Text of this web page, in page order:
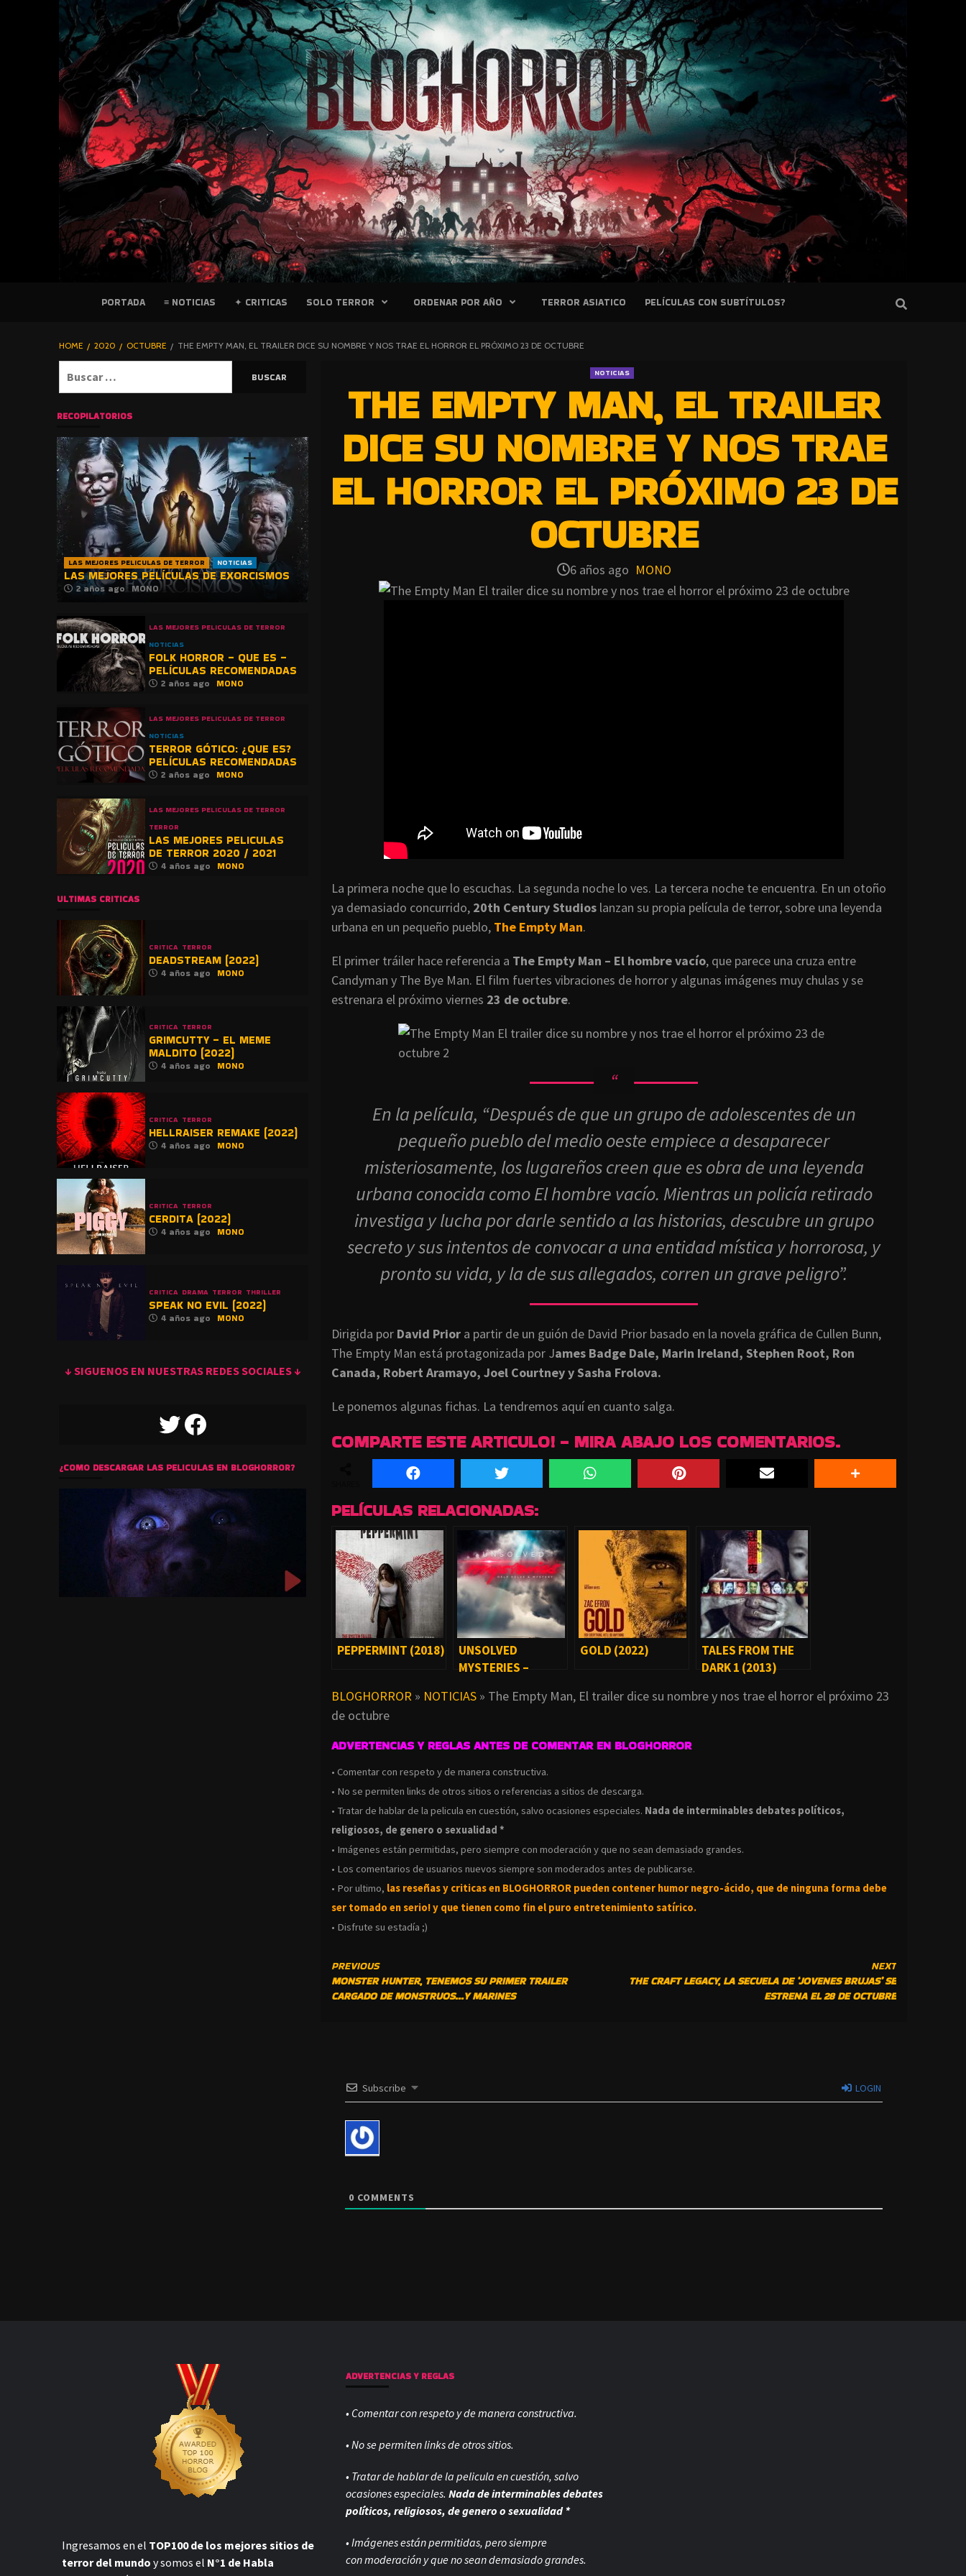
PELICULAS
BLOGHORROR
⋆
PORTADA ≡ NOTICIAS ✦ CRITICAS SOLO TERROR ORDENAR POR AÑO TERROR ASIATICO PELÍCULAS CON SUBTÍTULOS?
HOME 2020 OCTUBRE THE EMPTY MAN, EL TRAILER DICE SU NOMBRE Y NOS TRAE EL HORROR EL PRÓXIMO 23 DE OCTUBRE
NOTICIAS
THE EMPTY MAN, EL TRAILER
DICE SU NOMBRE Y NOS TRAE
EL HORROR EL PRÓXIMO 23 DE
OCTUBRE
6 años ago MONO
La primera noche que lo escuchas. La segunda noche lo ves. La tercera noche te encuentra. En un otoño
ya demasiado concurrido, 20th Century Studios lanzan su propia película de terror, sobre una leyenda
urbana en un pequeño pueblo, The Empty Man.
El primer tráiler hace referencia a The Empty Man – El hombre vacío, que parece una cruza entre
Candyman y The Bye Man. El film fuertes vibraciones de horror y algunas imágenes muy chulas y se
estrenara el próximo viernes 23 de octubre.
En la película, “Después de que un grupo de adolescentes de un
pequeño pueblo del medio oeste empiece a desaparecer
misteriosamente, los lugareños creen que es obra de una leyenda
urbana conocida como El hombre vacío. Mientras un policía retirado
investiga y lucha por darle sentido a las historias, descubre un grupo
secreto y sus intentos de convocar a una entidad mística y horrorosa, y
pronto su vida, y la de sus allegados, corren un grave peligro”.
Dirigida por David Prior a partir de un guión de David Prior basado en la novela gráfica de Cullen Bunn,
The Empty Man está protagonizada por James Badge Dale, Marin Ireland, Stephen Root, Ron
Canada, Robert Aramayo, Joel Courtney y Sasha Frolova.
Le ponemos algunas fichas. La tendremos aquí en cuanto salga.
COMPARTE ESTE ARTICULO! - MIRA ABAJO LOS COMENTARIOS.
PELÍCULAS RELACIONADAS:
PEPPERMINT (2018)
UNSOLVED
MYSTERIES –
RESOLVER [SERIE]
GOLD (2022)
TALES FROM THE
DARK 1 (2013)
BLOGHORROR » NOTICIAS » The Empty Man, El trailer dice su nombre y nos trae el horror el próximo 23
de octubre
ADVERTENCIAS Y REGLAS ANTES DE COMENTAR EN BLOGHORROR
• Comentar con respeto y de manera constructiva.
• No se permiten links de otros sitios o referencias a sitios de descarga.
• Tratar de hablar de la pelicula en cuestión, salvo ocasiones especiales. Nada de interminables debates políticos,
religiosos, de genero o sexualidad *
• Imágenes están permitidas, pero siempre con moderación y que no sean demasiado grandes.
• Los comentarios de usuarios nuevos siempre son moderados antes de publicarse.
• Por ultimo, las reseñas y criticas en BLOGHORROR pueden contener humor negro-ácido, que de ninguna forma debe
ser tomado en serio! y que tienen como fin el puro entretenimiento satírico.
• Disfrute su estadía ;)
CONTINUE
READING
PREVIOUS
MONSTER HUNTER, TENEMOS SU PRIMER TRAILER
CARGADO DE MONSTRUOS…Y MARINES
NEXT
THE CRAFT LEGACY, LA SECUELA DE ‘JOVENES BRUJAS’ SE
ESTRENA EL 28 DE OCTUBRE
Subscribe LOGIN
0 COMMENTS
RECOPILATORIOS
LAS MEJORES PELICULAS DE TERROR NOTICIAS
LAS MEJORES PELÍCULAS DE EXORCISMOS
2 años ago MONO
LAS MEJORES PELICULAS DE TERROR
NOTICIAS
FOLK HORROR – QUE ES –
PELÍCULAS RECOMENDADAS
2 años ago MONO
LAS MEJORES PELICULAS DE TERROR
NOTICIAS
TERROR GÓTICO: ¿QUE ES?
PELÍCULAS RECOMENDADAS
2 años ago MONO
LAS MEJORES PELICULAS DE TERROR
TERROR
LAS MEJORES PELICULAS
DE TERROR 2020 / 2021
4 años ago MONO
ULTIMAS CRITICAS
CRITICA TERROR
DEADSTREAM (2022)
4 años ago MONO
CRITICA TERROR
GRIMCUTTY – EL MEME
MALDITO (2022)
4 años ago MONO
CRITICA TERROR
HELLRAISER REMAKE (2022)
4 años ago MONO
CRITICA TERROR
CERDITA (2022)
4 años ago MONO
CRITICA DRAMA TERROR THRILLER
SPEAK NO EVIL (2022)
4 años ago MONO
↓ SIGUENOS EN NUESTRAS REDES SOCIALES ↓
TWITTERFACEBOOK
¿COMO DESCARGAR LAS PELICULAS EN BLOGHORROR?
Ingresamos en el TOP100 de los mejores sitios de
terror del mundo y somos el N°1 de Habla
ADVERTENCIAS Y REGLAS
• Comentar con respeto y de manera constructiva.
• No se permiten links de otros sitios.
• Tratar de hablar de la pelicula en cuestión, salvo
ocasiones especiales.Nada de interminables debates
políticos, religiosos, de genero o sexualidad *
• Imágenes están permitidas, pero siempre
conmoderación y que no sean demasiado grandes.